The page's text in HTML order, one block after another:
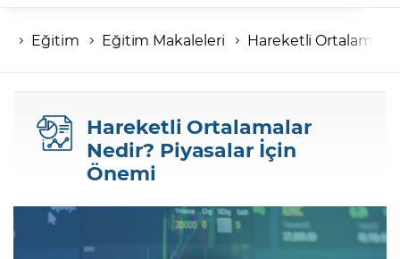
Hesap numaranız
Şifreniz
Eğitim Eğitim Makaleleri Hareketli
Hareketli Ortalamalar
Nedir? Piyasalar İçin
Önemi